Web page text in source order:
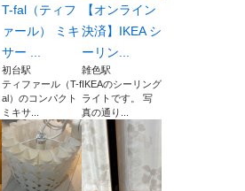
T-fal（ティフ
ァール） ミキ
サー ...
初台駅
ティファール（T-f
al）のコンパクト
ミキサ...
【オンライン
決済】IKEA シ
ーリン...
雑色駅
IKEAのシーリング
ライトです。 写
真の通り...